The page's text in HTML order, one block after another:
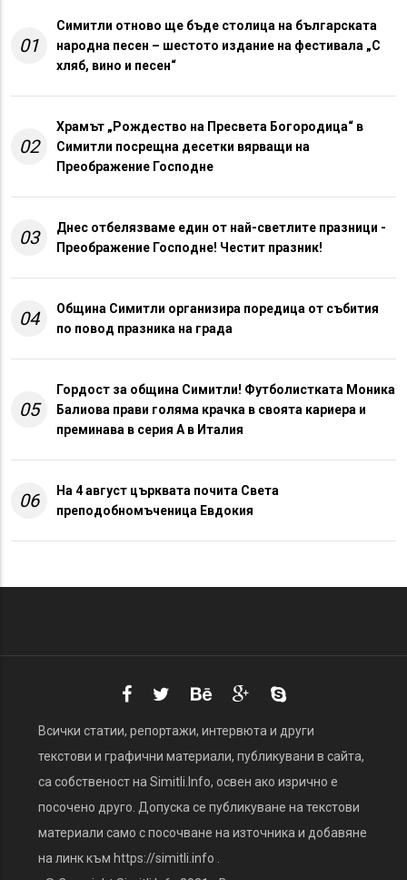
01
Симитли отново ще бъде столица на българската
народна песен – шестото издание на фестивала „С
хляб, вино и песен“
02
Храмът „Рождество на Пресвета Богородица“ в
Симитли посрещна десетки вярващи на
Преображение Господне
03
Днес отбелязваме един от най-светлите празници -
Преображение Господне! Честит празник!
04
Община Симитли организира поредица от събития
по повод празника на града
05
Гордост за община Симитли! Футболистката Моника
Балиова прави голяма крачка в своята кариера и
преминава в серия А в Италия
06
На 4 август църквата почита Света
преподобномъченица Евдокия
Всички статии, репортажи, интервюта и други
текстови и графични материали, публикувани в сайта,
са собственост на Simitli.Info, освен ако изрично е
посочено друго. Допуска се публикуване на текстови
материали само с посочване на източника и добавяне
на линк към https://simitli.info .